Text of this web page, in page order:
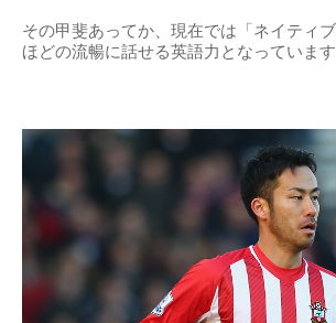
その甲斐あってか、現在では「ネイティ
ほどの流暢に話せる英語力となっています